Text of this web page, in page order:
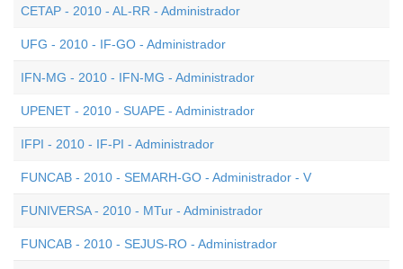
CETAP - 2010 - AL-RR - Administrador
UFG - 2010 - IF-GO - Administrador
IFN-MG - 2010 - IFN-MG - Administrador
UPENET - 2010 - SUAPE - Administrador
IFPI - 2010 - IF-PI - Administrador
FUNCAB - 2010 - SEMARH-GO - Administrador - V
FUNIVERSA - 2010 - MTur - Administrador
FUNCAB - 2010 - SEJUS-RO - Administrador